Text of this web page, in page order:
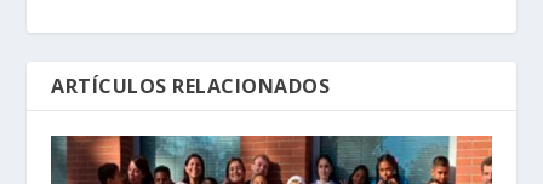
ARTÍCULOS RELACIONADOS